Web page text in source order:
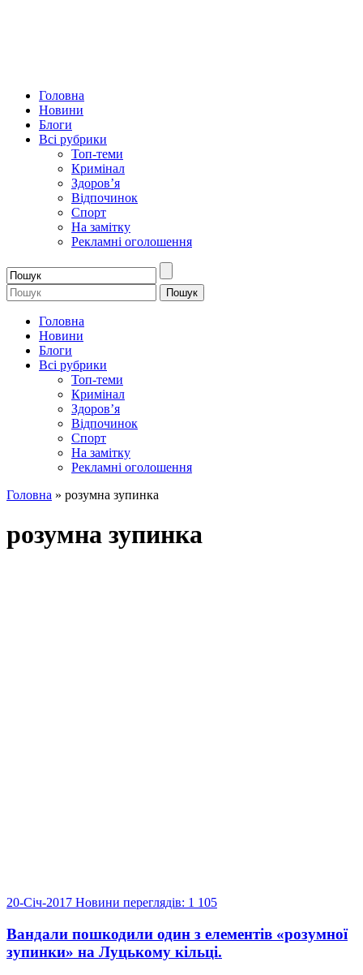
Головна
Новини
Блоги
Всі рубрики
Топ-теми
Кримінал
Здоров’я
Відпочинок
Спорт
На замітку
Рекламні оголошення
Головна
Новини
Блоги
Всі рубрики
Топ-теми
Кримінал
Здоров’я
Відпочинок
Спорт
На замітку
Рекламні оголошення
Головна » розумна зупинка
розумна зупинка
20-Січ-2017 Новини переглядів: 1 105
Вандали пошкодили один з елементів «розумної
зупинки» на Луцькому кільці.